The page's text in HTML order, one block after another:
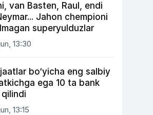
van Basten, Raul, endi
Jahon chempioni
superyulduzlar
13:30
bo‘yicha eng salbiy
ega 10 ta bank
qilindi
13:15